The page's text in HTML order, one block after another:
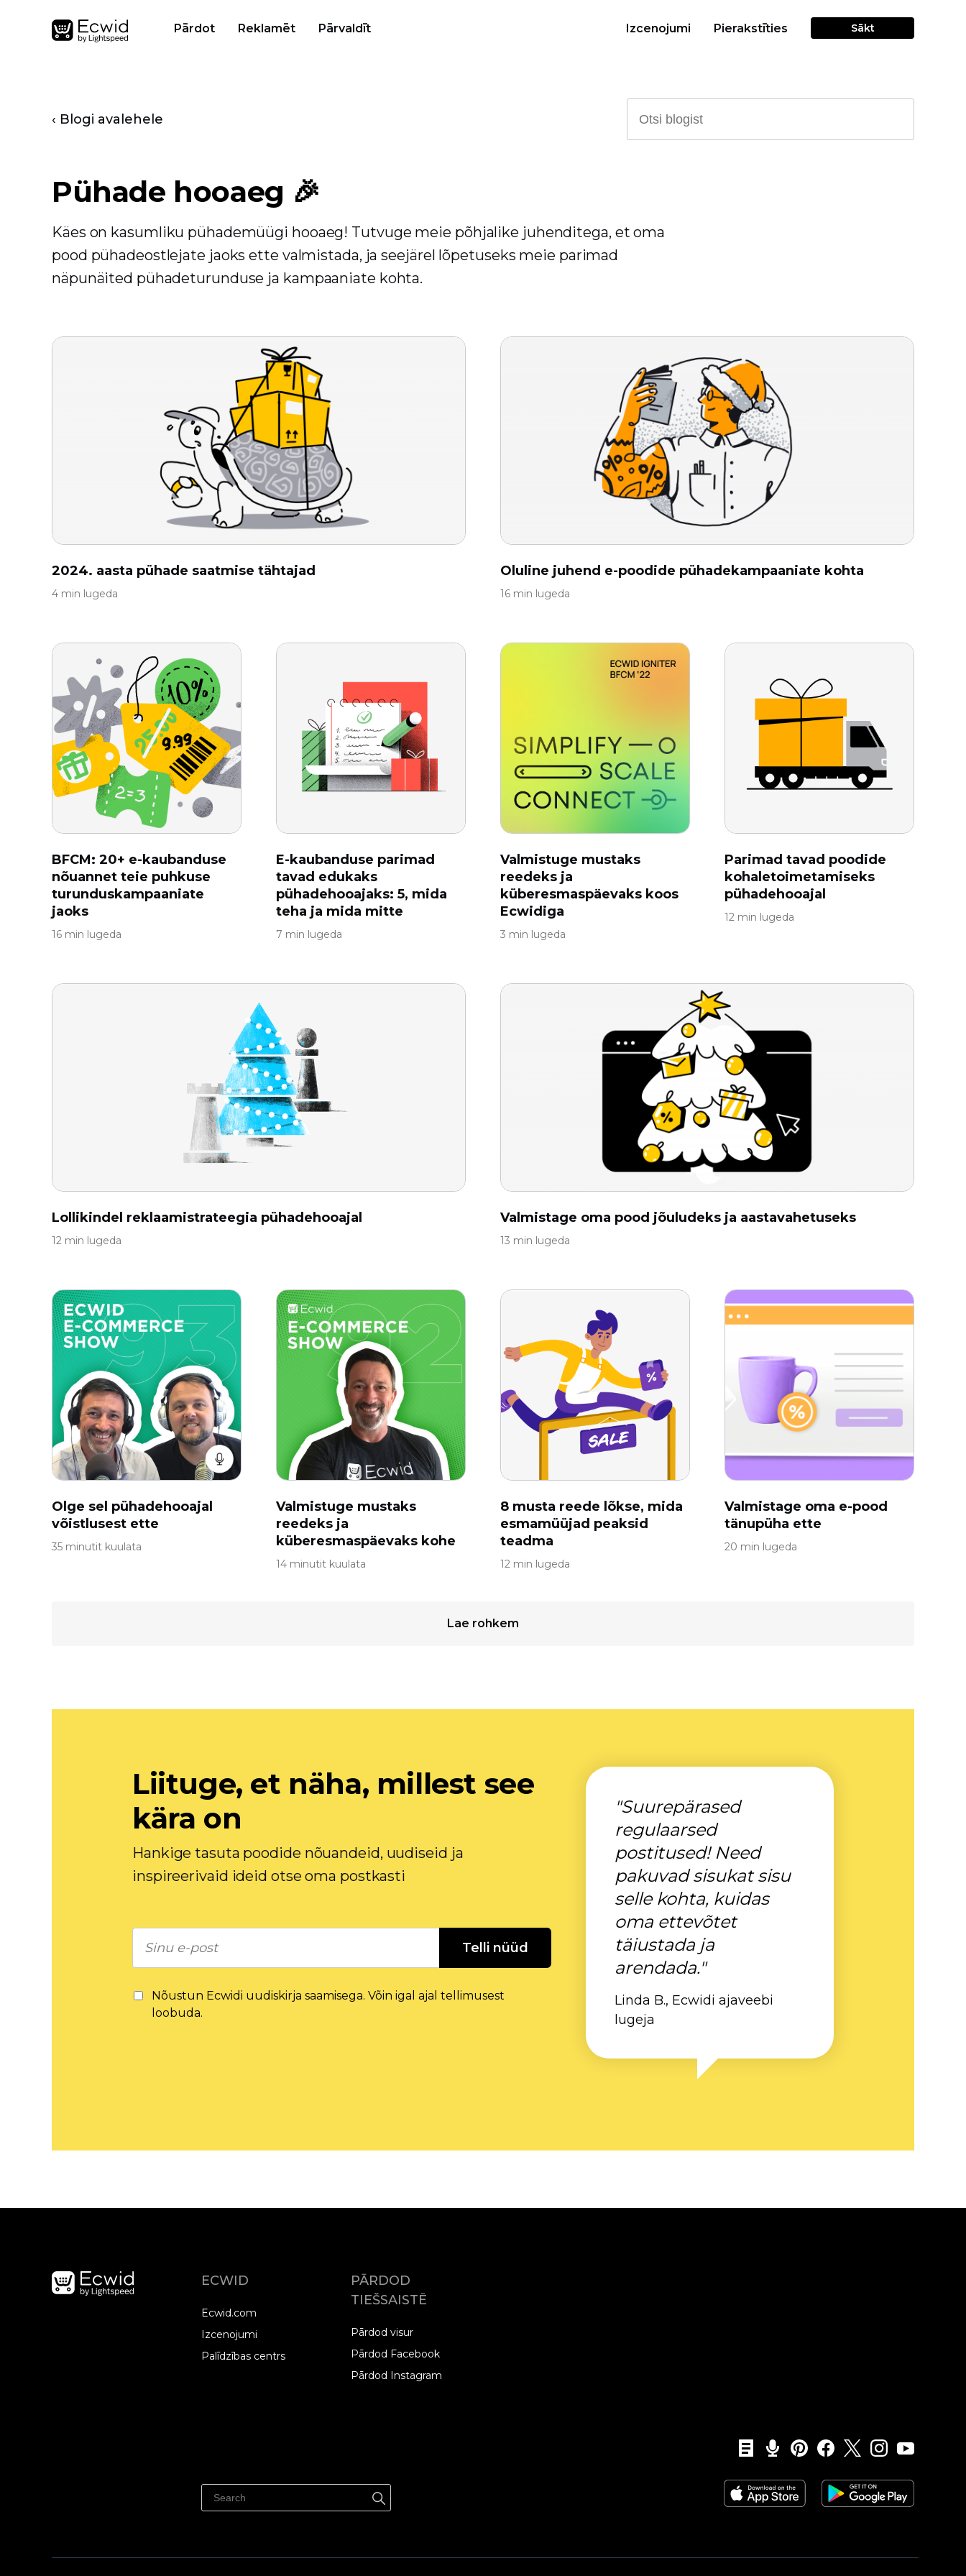
Pārdot Reklamēt Pārvaldīt Izcenojumi Pierakstīties Sākt
‹ Blogi avalehele
Pühade hooaeg 🎉
Käes on kasumliku pühademüügi hooaeg! Tutvuge meie põhjalike juhenditega, et oma
pood pühadeostlejate jaoks ette valmistada, ja seejärel lõpetuseks meie parimad
näpunäited pühadeturunduse ja kampaaniate kohta.
2024. aasta pühade saatmise tähtajad
4 min lugeda
Oluline juhend e-poodide pühadekampaaniate kohta
16 min lugeda
BFCM: 20+ e-kaubanduse
nõuannet teie puhkuse
turunduskampaaniate
jaoks
16 min lugeda
E-kaubanduse parimad
tavad edukaks
pühadehooajaks: 5, mida
teha ja mida mitte
7 min lugeda
Valmistuge mustaks
reedeks ja
küberesmaspäevaks koos
Ecwidiga
3 min lugeda
Parimad tavad poodide
kohaletoimetamiseks
pühadehooajal
12 min lugeda
Lollikindel reklaamistrateegia pühadehooajal
12 min lugeda
Valmistage oma pood jõuludeks ja aastavahetuseks
13 min lugeda
Olge sel pühadehooajal
võistlusest ette
35 minutit kuulata
Valmistuge mustaks
reedeks ja
küberesmaspäevaks kohe
14 minutit kuulata
8 musta reede lõkse, mida
esmamüüjad peaksid
teadma
12 min lugeda
Valmistage oma e-pood
tänupüha ette
20 min lugeda
Lae rohkem
Liituge, et näha, millest see
kära on
Hankige tasuta poodide nõuandeid, uudiseid ja
inspireerivaid ideid otse oma postkasti
Telli nüüd
Nõustun Ecwidi uudiskirja saamisega. Võin igal ajal tellimusest
loobuda.
"Suurepärased
regulaarsed
postitused! Need
pakuvad sisukat sisu
selle kohta, kuidas
oma ettevõtet
täiustada ja
arendada."
Linda B., Ecwidi ajaveebi
lugeja
ECWID
Ecwid.com
Izcenojumi
Palīdzības centrs
PĀRDOD
TIEŠSAISTĒ
Pārdod visur
Pārdod Facebook
Pārdod Instagram